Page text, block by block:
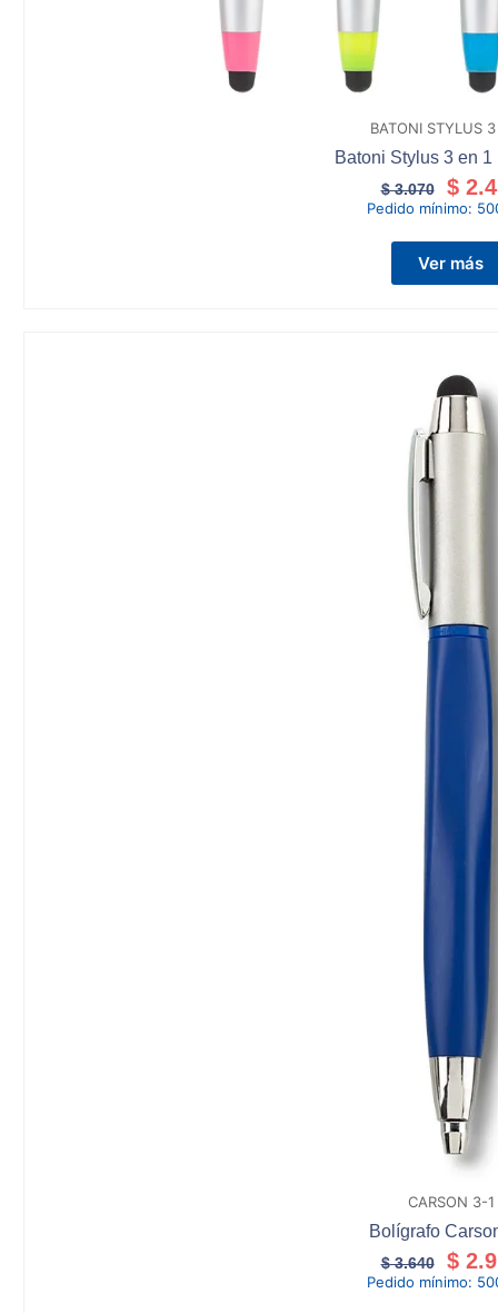
BATONI STYLUS
Batoni Stylus 3 en 1
$3.070 $
Pedido mínimo:
Ver más
CARSON 3-1
Bolígrafo
$3.640 $
Pedido mínimo: